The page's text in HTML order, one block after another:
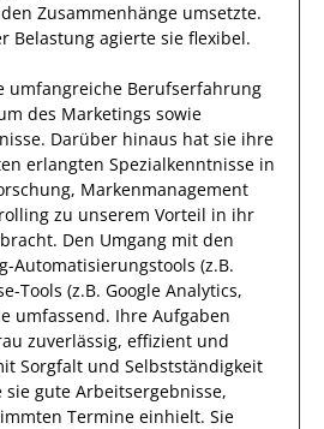
Zusammenhänge umsetzte.
Belastung agierte sie flexibel.
umfangreiche Berufserfahrung
des Marketings sowie
Darüber hinaus hat sie ihre
erlangten Spezialkenntnisse in
Markenmanagement
zu unserem Vorteil in ihr
Den Umgang mit den
Automatisierungstools (z.B.
Tools (z.B. Google Analytics,
umfassend. Ihre Aufgaben
zuverlässig, effizient und
Sorgfalt und Selbstständigkeit
sie gute Arbeitsergebnisse,
Termine einhielt. Sie